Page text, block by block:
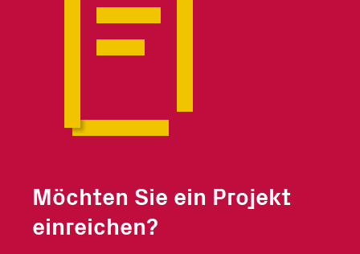
Möchten Sie ein Projekt
einreichen?